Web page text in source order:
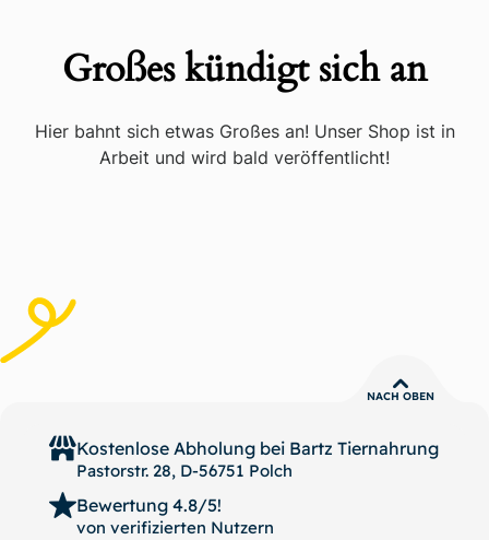
Großes kündigt sich an
Hier bahnt sich etwas Großes an! Unser Shop ist in
Arbeit und wird bald veröffentlicht!
NACH OBEN
Kostenlose Abholung bei Bartz Tiernahrung
Pastorstr. 28, D-56751 Polch
Bewertung 4.8/5!
von verifizierten Nutzern